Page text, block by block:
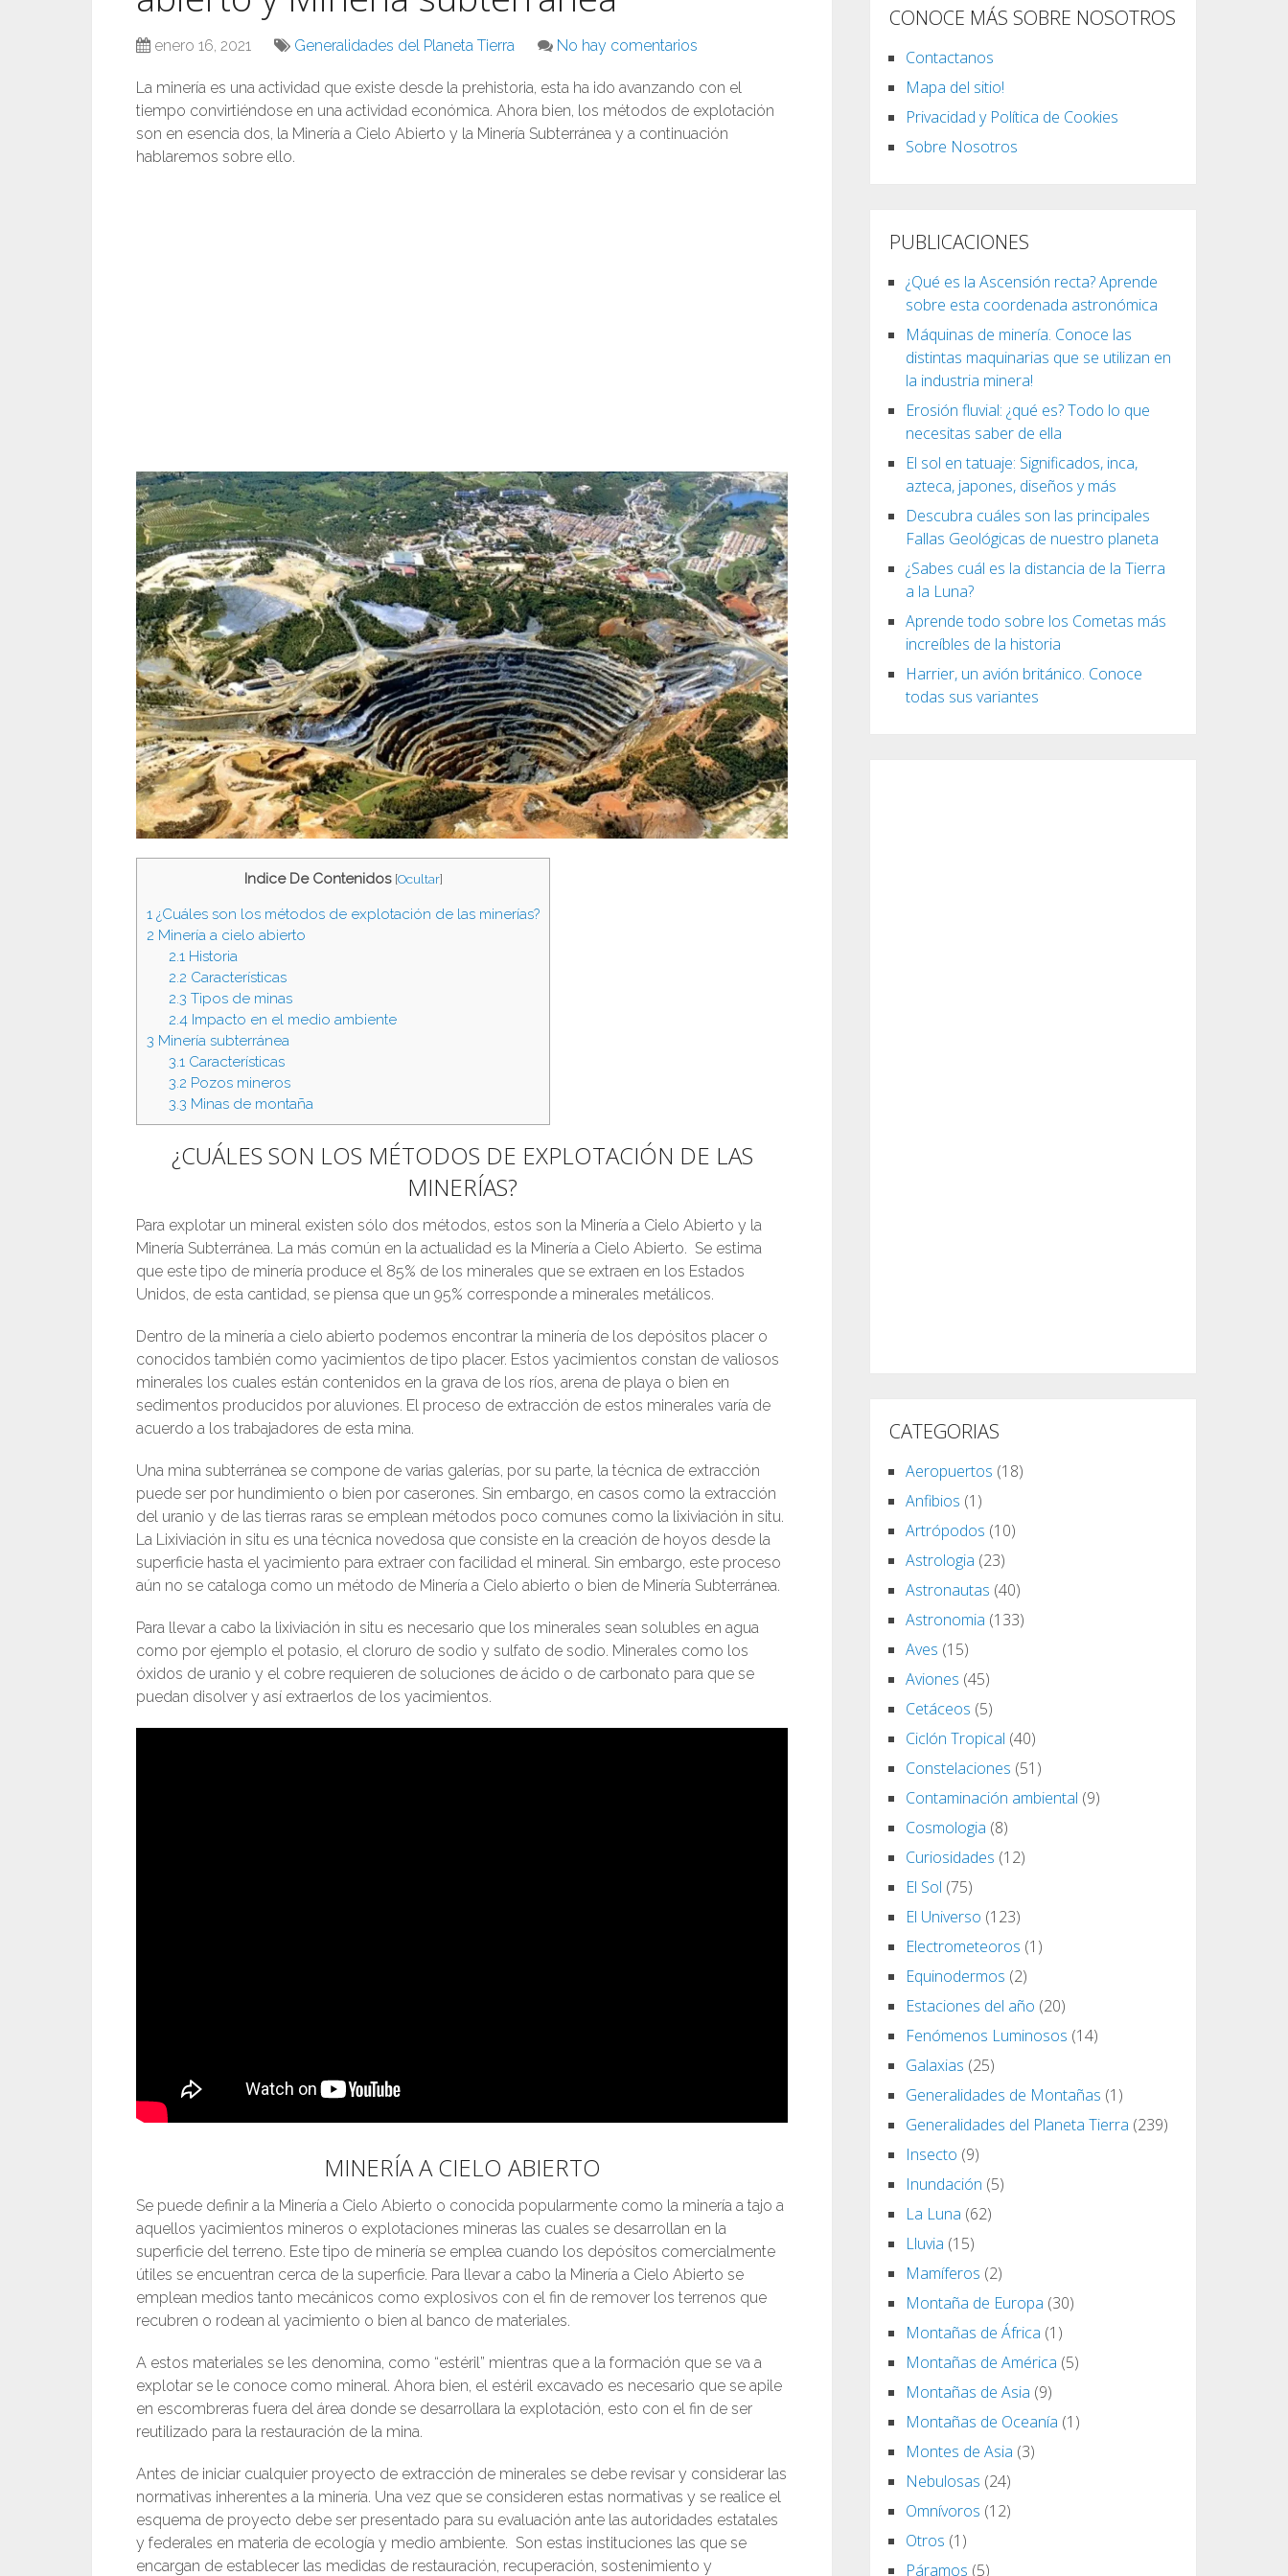
enero 16, 2021 Generalidades del Planeta Tierra No hay comentarios
La minería es una actividad que existe desde la prehistoria, esta ha ido avanzando con el
tiempo convirtiéndose en una actividad económica. Ahora bien, los métodos de explotación
son en esencia dos, la Minería a Cielo Abierto y la Minería Subterránea y a continuación
hablaremos sobre ello.
Indice De Contenidos [Ocultar]
1 ¿Cuáles son los métodos de explotación de las minerías?
2 Minería a cielo abierto
2.1Historia
2.2 Características
2.3 Tipos de minas
2.4Impacto en el medio ambiente
3 Minería subterránea
3.1Características
3.2 Pozos mineros
3.3 Minas de montaña
¿CUÁLES SON LOS MÉTODOS DE EXPLOTACIÓN DE LAS
MINERÍAS?
Para explotar un mineral existen sólo dos métodos, estos son la Minería a Cielo Abierto y la
Minería Subterránea. La más común en la actualidad es la Minería a Cielo Abierto. Se estima
que este tipo de minería produce el 85% de los minerales que se extraen en los Estados
Unidos, de esta cantidad, se piensa que un 95% corresponde a minerales metálicos.
Dentro de la minería a cielo abierto podemos encontrar la minería de los depósitos placer o
conocidos también como yacimientos de tipo placer. Estos yacimientos constan de valiosos
minerales los cuales están contenidos en la grava de los ríos, arena de playa o bien en
sedimentos producidos por aluviones. El proceso de extracción de estos minerales varía de
acuerdo a los trabajadores de esta mina.
Una mina subterránea se compone de varias galerías, por su parte, la técnica de extracción
puede ser por hundimiento o bien por caserones. Sin embargo, en casos como la extracción
del uranio y de las tierras raras se emplean métodos poco comunes como la lixiviación in situ.
La Lixiviación in situ es una técnica novedosa que consiste en la creación de hoyos desde la
superficie hasta el yacimiento para extraer con facilidad el mineral. Sin embargo, este proceso
aún no se cataloga como un método de Minería a Cielo abierto o bien de Minería Subterránea.
Para llevar a cabo la lixiviación in situ es necesario que los minerales sean solubles en agua
como por ejemplo el potasio, el cloruro de sodio y sulfato de sodio. Minerales como los
óxidos de uranio y el cobre requieren de soluciones de ácido o de carbonato para que se
puedan disolver y así extraerlos de los yacimientos.
MINERÍA A CIELO ABIERTO
Se puede definir a la Minería a Cielo Abierto o conocida popularmente como la minería a tajo a
aquellos yacimientos mineros o explotaciones mineras las cuales se desarrollan en la
superficie del terreno. Este tipo de minería se emplea cuando los depósitos comercialmente
útiles se encuentran cerca de la superficie. Para llevar a cabo la Minería a Cielo Abierto se
emplean medios tanto mecánicos como explosivos con el fin de remover los terrenos que
recubren o rodean al yacimiento o bien al banco de materiales.
A estos materiales se les denomina, como “estéril” mientras que a la formación que se va a
explotar se le conoce como mineral. Ahora bien, el estéril excavado es necesario que se apile
en escombreras fuera del área donde se desarrollara la explotación, esto con el fin de ser
reutilizado para la restauración de la mina.
Antes de iniciar cualquier proyecto de extracción de minerales se debe revisar y considerar las
normativas inherentes a la minería. Una vez que se consideren estas normativas y se realice el
esquema de proyecto debe ser presentado para su evaluación ante las autoridades estatales
y federales en materia de ecología y medio ambiente. Son estas instituciones las que se
encargan de establecer las medidas de restauración, recuperación, sostenimiento y
CONOCE MÁS SOBRE NOSOTROS
Contactanos
Mapa del sitio!
Privacidad y Política de Cookies
Sobre Nosotros
PUBLICACIONES
¿Qué es la Ascensión recta? Aprende
sobre esta coordenada astronómica
Máquinas de minería. Conoce las
distintas maquinarias que se utilizan en
la industria minera!
Erosión fluvial: ¿qué es? Todo lo que
necesitas saber de ella
El sol en tatuaje: Significados, inca,
azteca, japones, diseños y más
Descubra cuáles son las principales
Fallas Geológicas de nuestro planeta
¿Sabes cuál es la distancia de la Tierra
a la Luna?
Aprende todo sobre los Cometas más
increíbles de la historia
Harrier, un avión británico. Conoce
todas sus variantes
CATEGORIAS
Aeropuertos (18)
Anfibios (1)
Artrópodos (10)
Astrologia (23)
Astronautas (40)
Astronomia (133)
Aves (15)
Aviones (45)
Cetáceos (5)
Ciclón Tropical (40)
Constelaciones (51)
Contaminación ambiental (9)
Cosmologia (8)
Curiosidades (12)
El Sol (75)
El Universo (123)
Electrometeoros (1)
Equinodermos (2)
Estaciones del año (20)
Fenómenos Luminosos (14)
Galaxias (25)
Generalidades de Montañas (1)
Generalidades del Planeta Tierra (239)
Insecto (9)
Inundación (5)
La Luna (62)
Lluvia (15)
Mamíferos (2)
Montaña de Europa (30)
Montañas de África (1)
Montañas de América (5)
Montañas de Asia (9)
Montañas de Oceanía (1)
Montes de Asia (3)
Nebulosas (24)
Omnívoros (12)
Otros (1)
Páramos (5)